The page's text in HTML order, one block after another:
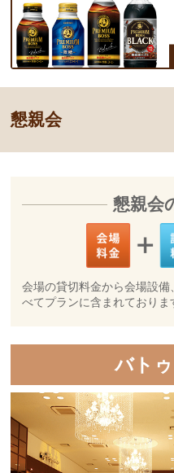
懇親会
懇親会
会場の貸切料金から会場設
べてプランに含まれておりま
バト